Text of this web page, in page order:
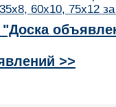
60х10, 75х12
"Доска
>>